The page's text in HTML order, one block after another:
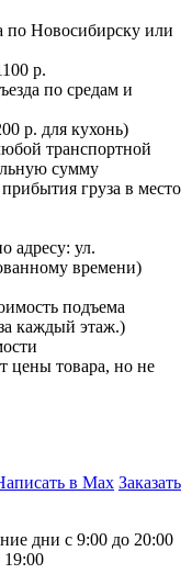
по Новосибирску или
р.
по средам и
р. для кухонь)
транспортной
сумму
груза в место
адресу: ул.
времени)
подъема
каждый этаж.)
цены товара, но не
в Max Заказать
дни с 9:00 до 20:00
19:00